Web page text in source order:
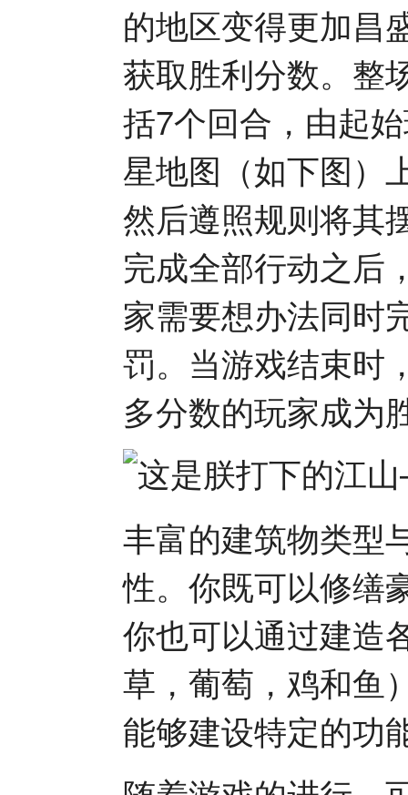
的地区变得更加昌
获取胜利分数。整
括7个回合，由起
星地图（如下图）
然后遵照规则将其
完成全部行动之后
家需要想办法同时
罚。当游戏结束时
多分数的玩家成为
丰富的建筑物类型
性。你既可以修缮
你也可以通过建造
草，葡萄，鸡和鱼
能够建设特定的功